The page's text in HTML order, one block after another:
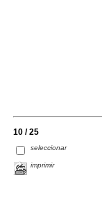
10 / 25
seleccionar
imprimir